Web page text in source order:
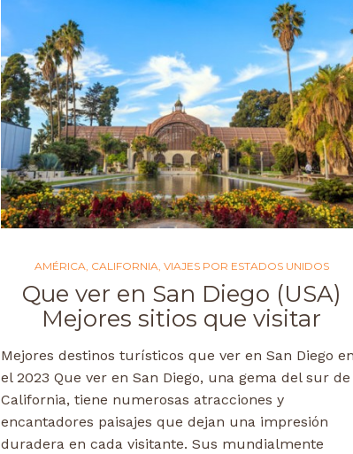
AMÉRICA, CALIFORNIA, VIAJES POR ESTADOS UNIDOS
Que ver en San Diego (USA)
Mejores sitios que visitar
Mejores destinos turísticos que ver en San Diego en
el 2023 Que ver en San Diego, una gema del sur de
California, tiene numerosas atracciones y
encantadores paisajes que dejan una impresión
duradera en cada visitante. Sus mundialmente